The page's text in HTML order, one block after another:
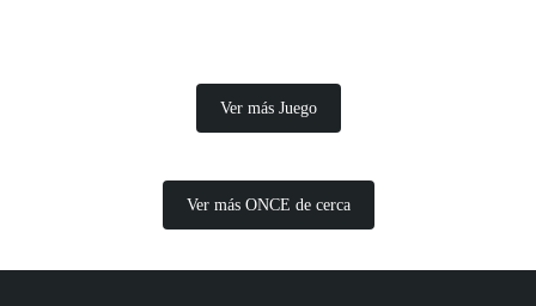
Ver más Juego
Ver más ONCE de cerca